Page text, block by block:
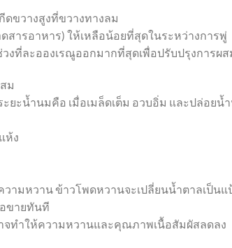
ดขวางสูงที่ขวางทางลม
สารอาหาร) ให้เหลือน้อยที่สุดในระหว่างการพู่
งที่ละอองเรณูออกมากที่สุดเพื่อปรับปรุงการผส
ม
ยะน้ำนมคือ เมื่อเมล็ดเต็ม อวบอิ่ม และปล่อยน้
ห้ง
วามหวาน ข้าวโพดหวานจะเปลี่ยนน้ำตาลเป็นแ
อขายทันที
จทำให้ความหวานและคุณภาพเนื้อสัมผัสลดลง